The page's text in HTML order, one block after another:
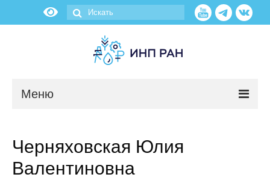
Меню
О нас
Черняховская Юлия
Валентиновна